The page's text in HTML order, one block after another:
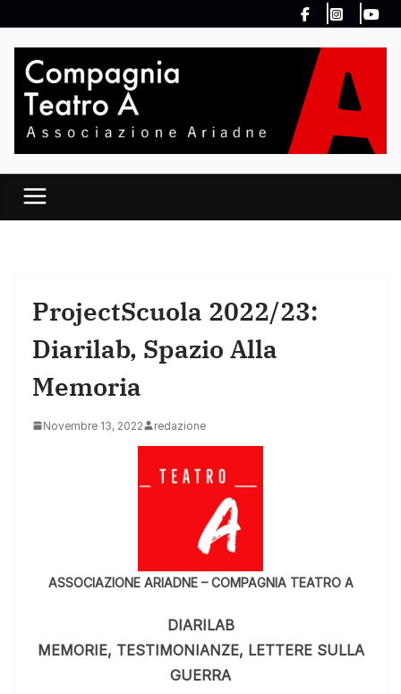
al
ProjectScuola 2022/23:
Diarilab, Spazio Alla
Memoria
Novembre 13, 2022 redazione
ASSOCIAZIONE ARIADNE – COMPAGNIA TEATRO A
DIARILAB
MEMORIE, TESTIMONIANZE, LETTERE SULLA
GUERRA